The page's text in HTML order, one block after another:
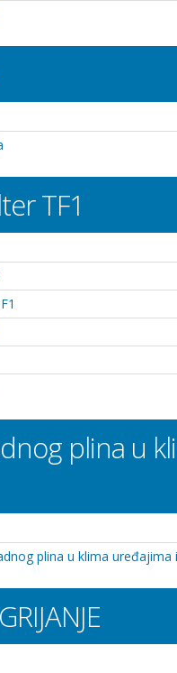
TF1
plina u
plina u klima